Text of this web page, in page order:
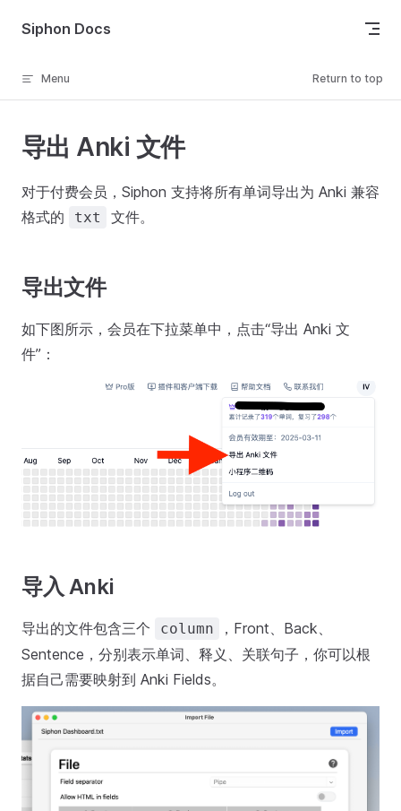
Skip to content
Siphon Docs
Menu Return to top
导出 Anki 文件
对于付费会员，Siphon 支持将所有单词导出为 Anki 兼容
格式的
txt 文件。
导出文件
如下图所示，会员在下拉菜单中，点击“导出 Anki 文
件”：
导入 Anki
导出的文件包含三个 column
，Front、Back、
Sentence，分别表示单词、释义、关联句子，你可以根
据自己需要映射到 Anki Fields。